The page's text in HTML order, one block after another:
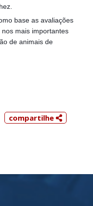
base as avaliações
mais importantes
de animais de
compartilhe